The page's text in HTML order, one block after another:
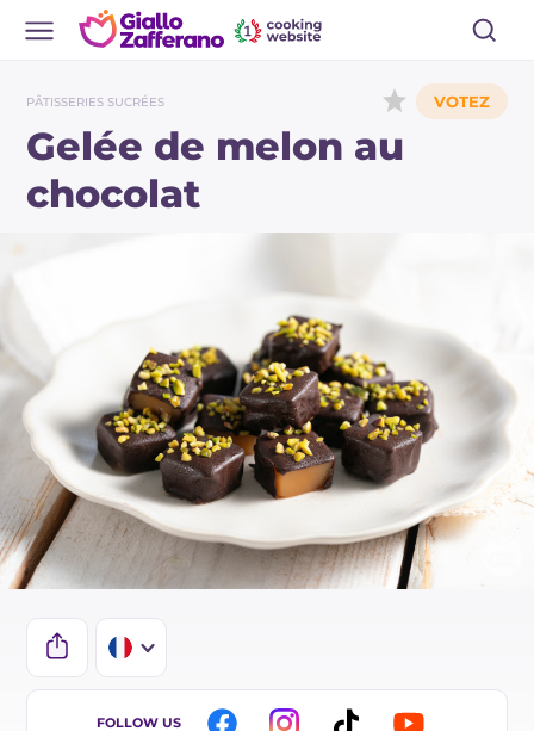
PÂTISSERIES SUCRÉES
Gelée de melon au
chocolat
IT
FOLLOW US